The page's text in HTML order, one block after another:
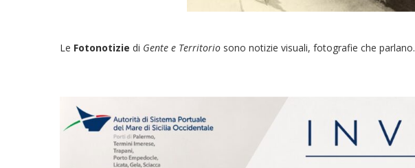
Le Fotonotizie di Gente e Territorio sono notizie visuali, fotografie che parlano.